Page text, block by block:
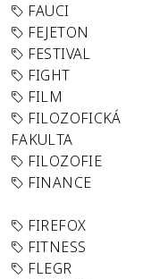
FAUCI
FEJETON
FESTIVAL
FIGHT
FILM
FILOZOFICKÁ
FAKULTA
FILOZOFIE
FINANCE
FIREFOX
FITNESS
FLEGR